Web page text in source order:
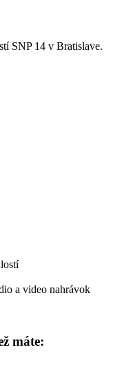
SNP 14 v Bratislave.
a video nahrávok
máte: